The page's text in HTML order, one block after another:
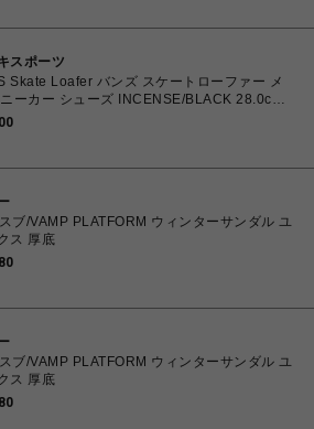
スポーツ
Skate Loafer バンズ スケートローファー メ
ーカー シューズ INCENSE/BLACK 28.0cm
0198266310121 【送料無料 北海道/
ブ/VAMP PLATFORM ウィンターサンダル ユ
ス 厚底
ブ/VAMP PLATFORM ウィンターサンダル ユ
ス 厚底